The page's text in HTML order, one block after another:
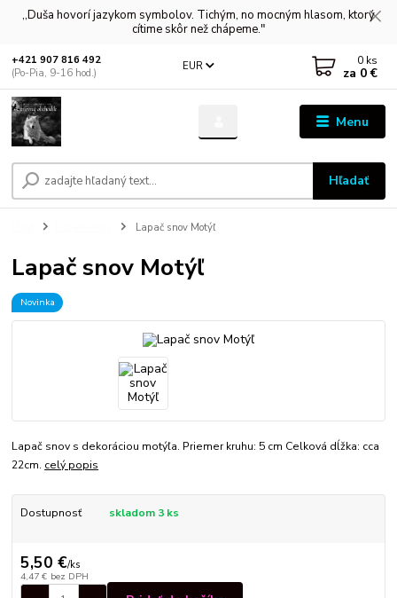
,,Duša hovorí jazykom symbolov. Tichým, no mocným hlasom, ktorý
cítime skôr než chápeme."
Menu
EUR
Hľadať
+421 907 816 492
(Po-Pia, 9-16 hod.)
0 ks
za 0 €
Lapač snov Motýľ
Lapač snov Motýľ
Novinka
Lapač snov s dekoráciou motýľa. Priemer kruhu: 5 cm Celková dĺžka: cca
22cm. celý popis
Dostupnosť skladom 3 ks
5,50 €/ks
4,47 € bez DPH